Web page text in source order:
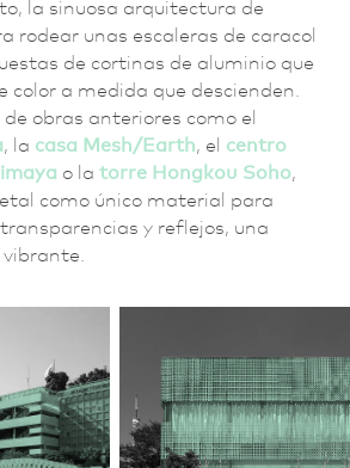
la sinuosa arquitectura de
rodear unas escaleras de caracol
de cortinas de aluminio que
color a medida que descienden.
obras anteriores como el
, la casa Mesh/Earth, el centro
o la torre Hongkou Soho,
como único material para
y reflejos, una